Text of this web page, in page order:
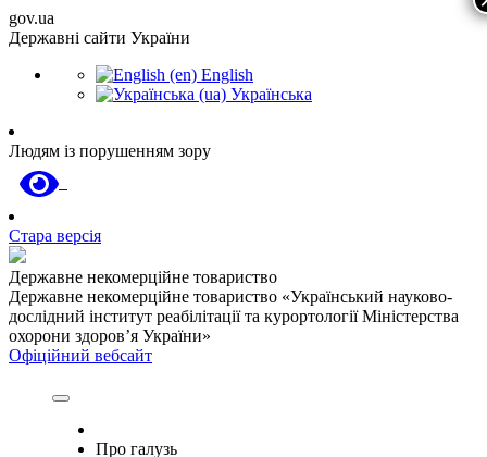
gov.ua
Державні сайти України
English
Українська
Людям із порушенням зору
Стара версія
Державне некомерційне товариство
Державне некомерційне товариство «Український науково-
дослідний інститут реабілітації та курортології Міністерства
охорони здоров’я України»
Офіційний вебсайт
Про галузь